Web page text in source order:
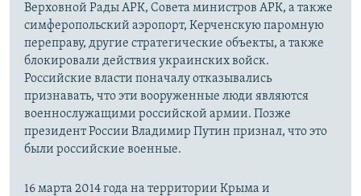
Верховной Рады АРК, Совета министров АРК, а также
симферопольский аэропорт, Керченскую паромную
переправу, другие стратегические объекты, а также
блокировали действия украинских войск.
Российские власти поначалу отказывались
признавать, что эти вооруженные люди являются
военнослужащими российской армии. Позже
президент России Владимир Путин признал, что это
были российские военные.
16 марта 2014 года на территории Крыма и